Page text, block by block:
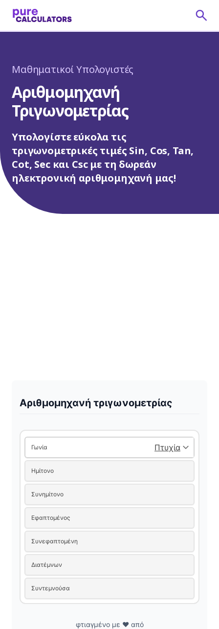
Μαθηματικοί Υπολογιστές
Αριθμομηχανή
Τριγωνομετρίας
Υπολογίστε εύκολα τις
τριγωνομετρικές τιμές Sin, Cos, Tan,
Cot, Sec και Csc με τη δωρεάν
ηλεκτρονική αριθμομηχανή μας!
Αριθμομηχανή τριγωνομετρίας
Γωνία
Ημίτονο
Συνημίτονο
Εφαπτομένος
Συνεφαπτομένη
Διατέμνων
Συντεμνούσα
φτιαγμένο με ❤️ από